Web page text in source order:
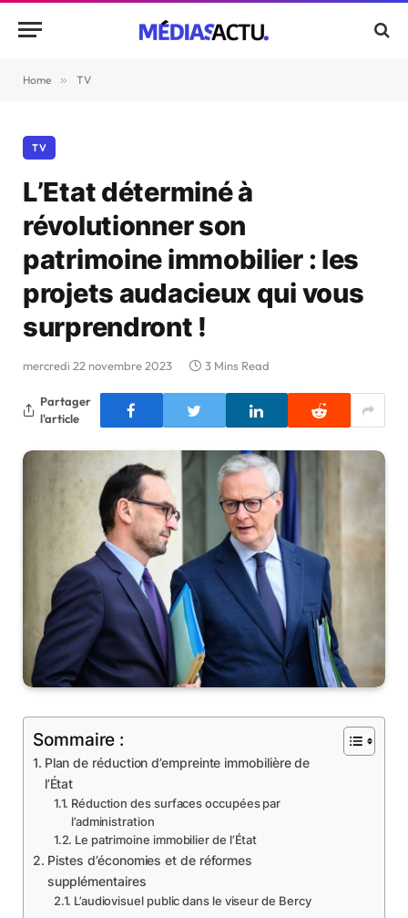
Home » TV
TV
L’Etat déterminé à
révolutionner son
patrimoine immobilier : les
projets audacieux qui vous
surprendront !
mercredi 22 novembre 2023 3 Mins Read
Partager
l'article
Sommaire :
Plan de réduction d’empreinte immobilière de
l’État
Réduction des surfaces occupées par
l’administration
Le patrimoine immobilier de l’État
Pistes d’économies et de réformes
supplémentaires
L’audiovisuel public dans le viseur de Bercy